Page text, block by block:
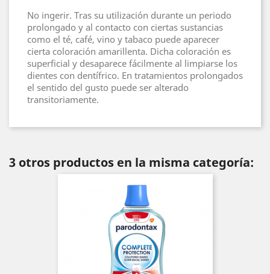
No ingerir. Tras su utilización durante un periodo
prolongado y al contacto con ciertas sustancias
como el té, café, vino y tabaco puede aparecer
cierta coloración amarillenta. Dicha coloración es
superficial y desaparece fácilmente al limpiarse los
dientes con dentífrico. En tratamientos prolongados
el sentido del gusto puede ser alterado
transitoriamente.
3 otros productos en la misma categoría: